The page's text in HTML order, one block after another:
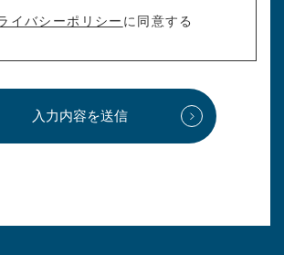
イバシーポリシー に同意する
入力内容を送信